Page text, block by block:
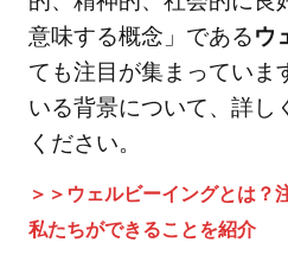
る？
3.1
SDGs
バッ
（カ
ラー
意味する概念」であるウ
ても注目が集まっていま
いる背景について、詳し
ください。
＞＞ウェルビーイングとは？
私たちができることを紹介